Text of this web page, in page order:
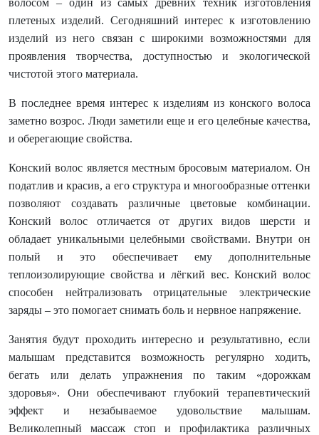
волосом – один из самых древних техник изготовления
плетеных изделий. Сегодняшний интерес к изготовлению
изделий из него связан с широкими возможностями для
проявления творчества, доступностью и экологической
чистотой этого материала.
В последнее время интерес к изделиям из конского волоса
заметно возрос. Люди заметили еще и его целебные качества,
и оберегающие свойства.
Конский волос является местным бросовым материалом. Он
податлив и красив, а его структура и многообразные оттенки
позволяют создавать различные цветовые комбинации.
Конский волос отличается от других видов шерсти и
обладает уникальными целебными свойствами. Внутри он
полый и это обеспечивает ему дополнительные
теплоизолирующие свойства и лёгкий вес. Конский волос
способен нейтрализовать отрицательные электрические
заряды – это помогает снимать боль и нервное напряжение.
Занятия будут проходить интересно и результативно, если
малышам представится возможность регулярно ходить,
бегать или делать упражнения по таким «дорожкам
здоровья». Они обеспечивают глубокий терапевтический
эффект и незабываемое удовольствие малышам.
Великолепный массаж стоп и профилактика различных